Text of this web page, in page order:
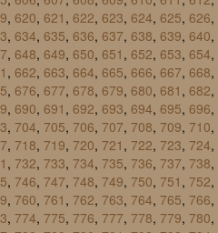
, 620, 621 , 622, 623, 624, 625, 626,
, 634, 635, 636, 637, 638, 639, 640,
, 648, 649, 650, 651 , 652, 653, 654,
, 662, 663, 664, 665, 666, 667, 668,
, 676, 677, 678, 679, 680, 681 , 682,
, 690, 691 , 692, 693, 694, 695, 696,
, 704, 705, 706, 707, 708, 709, 710,
, 718, 719, 720, 721 , 722, 723, 724,
, 732, 733, 734, 735, 736, 737, 738,
, 746, 747, 748, 749, 750, 751 , 752,
, 760, 761 , 762, 763, 764, 765, 766,
, 774, 775, 776, 777, 778, 779, 780,